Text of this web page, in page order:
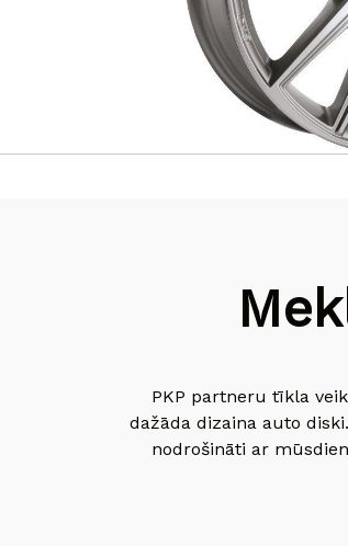
PKP partneru tīkla
dažāda dizaina auto
nodrošināti ar